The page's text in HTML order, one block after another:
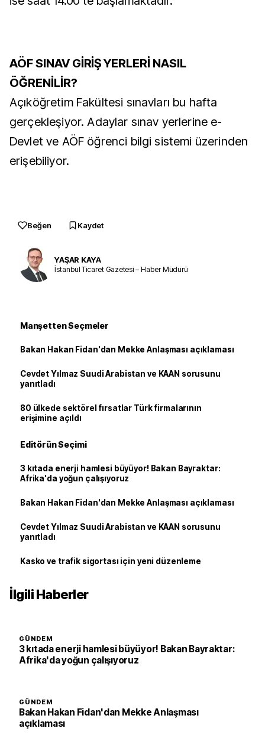
AÖF SINAV GİRİŞ YERLERİ NASIL
ÖĞRENİLİR?
Açıköğretim Fakültesi sınavları bu hafta
gerçekleşiyor. Adaylar sınav yerlerine e-
Devlet ve AÖF öğrenci bilgi sistemi üzerinden
erişebiliyor.
Beğen Kaydet
YAŞAR KAYA
İstanbul Ticaret Gazetesi – Haber Müdürü
Manşetten Seçmeler
Bakan Hakan Fidan'dan Mekke Anlaşması açıklaması
Cevdet Yılmaz Suudi Arabistan ve KAAN sorusunu
yanıtladı
80 ülkede sektörel fırsatlar Türk firmalarının
erişimine açıldı
Editörün Seçimi
3 kıtada enerji hamlesi büyüyor! Bakan Bayraktar:
Afrika'da yoğun çalışıyoruz
Bakan Hakan Fidan'dan Mekke Anlaşması açıklaması
Cevdet Yılmaz Suudi Arabistan ve KAAN sorusunu
yanıtladı
Kasko ve trafik sigortası için yeni düzenleme
İlgili Haberler
GÜNDEM
3 kıtada enerji hamlesi büyüyor! Bakan Bayraktar:
Afrika'da yoğun çalışıyoruz
GÜNDEM
Bakan Hakan Fidan'dan Mekke Anlaşması
açıklaması